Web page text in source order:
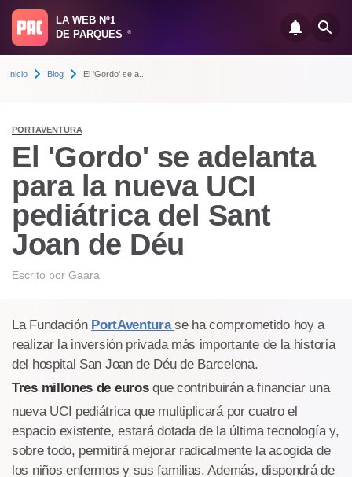
LA WEB Nº1
DE PARQUES
®
Inicio Blog El 'Gordo' se a...
PORTAVENTURA
El 'Gordo' se adelanta
para la nueva UCI
pediátrica del Sant
Joan de Déu
Escrito por Gaara
La Fundación PortAventurase ha comprometido hoy a
realizar la inversión privada más importante de la historia
del hospital San Joan de Déu de Barcelona.
Tres millones de eurosque contribuirán a financiar una
nueva UCI pediátrica que multiplicará por cuatro el
espacio existente, estará dotada de la última tecnología y,
sobre todo, permitirá mejorar radicalmente la acogida de
los niños enfermos y sus familias. Además, dispondrá de